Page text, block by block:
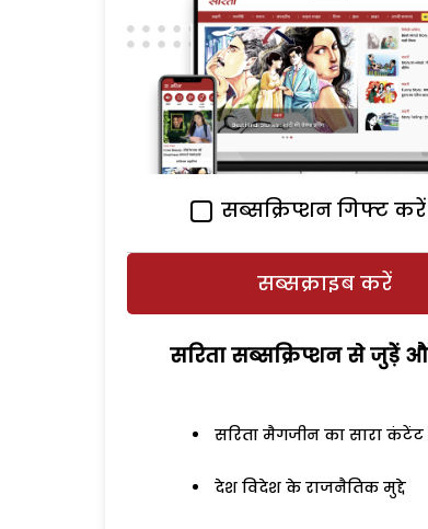
सब्सक्रिप्शन गिफ्ट करें
सब्सक्राइब करें
सरिता सब्सक्रिप्शन से जुड़ेें
सरिता मैगजीन का सारा कंटेंट
देश विदेश के राजनैतिक मुद्दे